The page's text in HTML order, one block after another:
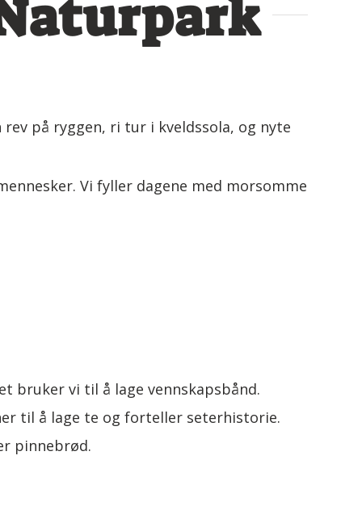
på ryggen, ri tur i kveldssola, og nyte
Vi fyller dagene med morsomme
bruker vi til å lage vennskapsbånd.
til å lage te og forteller seterhistorie.
pinnebrød.